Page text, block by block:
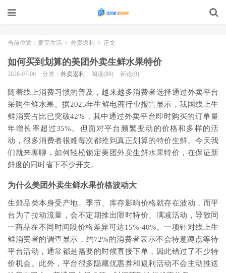
当前位置： 麦享生活 > 外卖返利 > 正文
如何买到划算的美团外卖生鲜水果特价
2026-07-06 分类： 外卖返利 阅读(88) 评论(0)
随着线上消费习惯的普及，越来越多消费者选择通过外卖平台
采购生鲜水果。据2025年生鲜电商行业报告显示，我国线上生
鲜消费占比已突破42%，其中通过外卖平台即时购买的订单量
年增长率超过35%。但面对平台频繁变动的价格和多样的活
动，很多消费者很难每次都抢到真正划算的特价生鲜。今天我
们就来聊聊，如何轻松锁定美团外卖生鲜水果特价，在保证新
鲜度的同时省下不少开支。
为什么美团外卖生鲜水果价格波动大
生鲜品类本身受产地、季节、库存影响价格就存在波动，而平
台为了拉动流量，会不定期推出限时特价、满减活动，导致同
一商品在不同时间段价格差异可达15%-40%。一项针对线上生
鲜消费者的调查显示，约72%的消费者表示不会特意蹲点等待
平台活动，通常都是需要的时候直接下单，因此错过了不少特
价机会。此外，平台很多隐藏优惠券和返利活动不会主动推送